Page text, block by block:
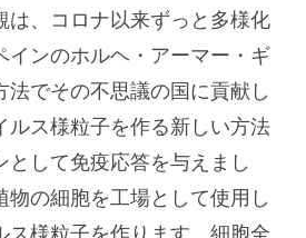
は、コロナ以来ずっと多様化
インのホルヘ・アーマー・ギ
法でその不思議の国に貢献し
ルス様粒子を作る新しい方法
として免疫応答を与えまし
物の細胞を工場として使用し
ス様粒子を作ります。細胞全